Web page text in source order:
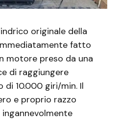
originale della
fatto
motore preso da una
di raggiungere
di 10.000 giri/min. Il
e proprio razzo